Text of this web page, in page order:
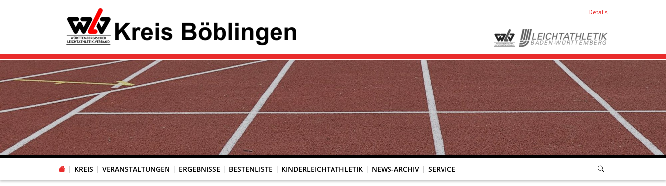
Details
KREIS VERANSTALTUNGEN ERGEBNISSE BESTENLISTE KINDERLEICHTATHLETIK NEWS-ARCHIV SERVICE